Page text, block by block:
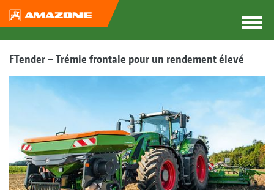
FTender – Trémie frontale pour un rendement élevé